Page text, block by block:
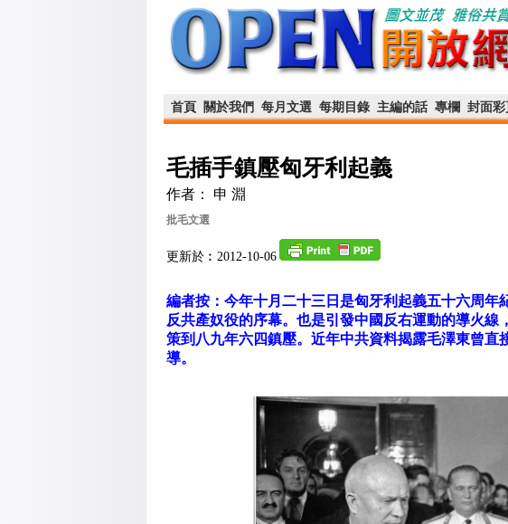
首頁 關於我們 每月文選 每期目錄 主編的話 專欄 封面彩
毛插手鎮壓匈牙利起義
作者： 申 淵
批毛文選
更新於︰2012-10-06
編者按：今年十月二十三日是匈牙利起義五十六周
反共產奴役的序幕。也是引發中國反右運動的導火
策到八九年六四鎮壓。近年中共資料揭露毛澤東曾直
導。